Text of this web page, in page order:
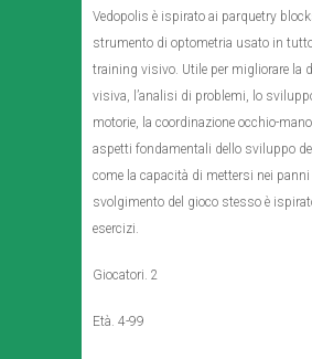
Vedopolis è ispirato ai parquetry
strumento di optometria usato in
training visivo. Utile per migliorare la
visiva, l’analisi di problemi, lo
motorie, la coordinazione occhio-
aspetti fondamentali dello sviluppo
come la capacità di mettersi nei
svolgimento del gioco stesso è
esercizi.
Giocatori. 2
Età. 4-99